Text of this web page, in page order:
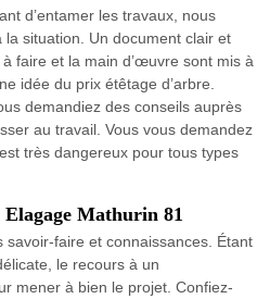
d’entamer les travaux, nous
situation. Un document clair et
faire et la main d’œuvre sont mis à
idée du prix étêtage d’arbre.
demandiez des conseils auprès
au travail. Vous vous demandez
très dangereux pour tous types
Elagage Mathurin 81
savoir-faire et connaissances. Étant
le recours à un
mener à bien le projet. Confiez-